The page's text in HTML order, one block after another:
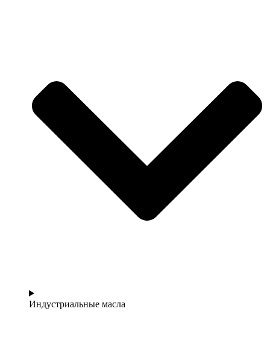
Индустриальные масла